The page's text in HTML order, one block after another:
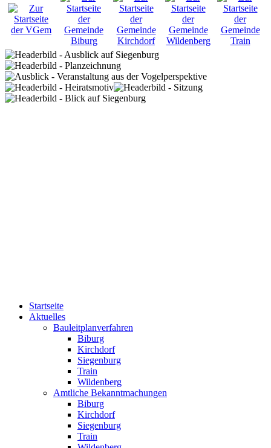
Startseite
Aktuelles
Bauleitplanverfahren
Biburg
Kirchdorf
Siegenburg
Train
Wildenberg
Amtliche Bekanntmachungen
Biburg
Kirchdorf
Siegenburg
Train